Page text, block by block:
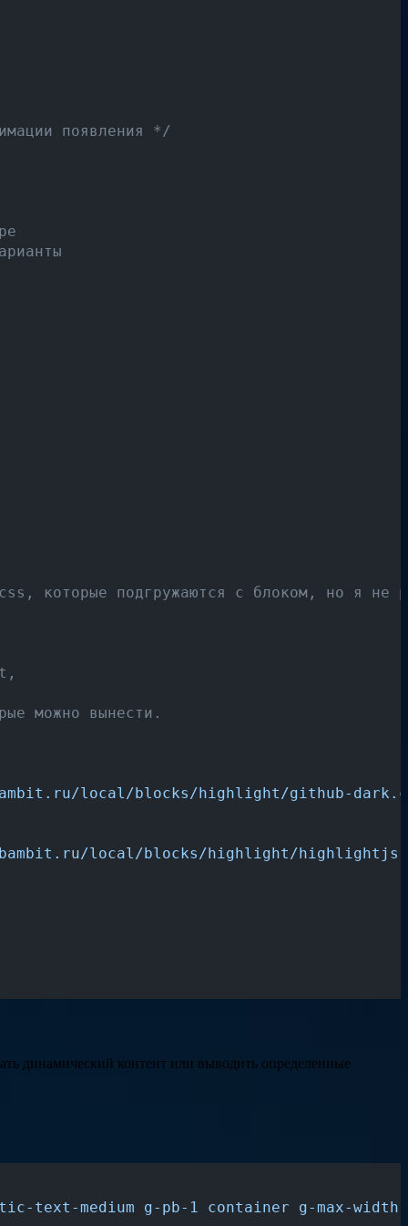
появления */
которые подгружаются с блоком, но я не
можно вынести.
local/blocks/highlight/github-
local/blocks/highlight/highlightjs-
динамический контент или выводить определенные
text-medium g-pb-1 container g-max-